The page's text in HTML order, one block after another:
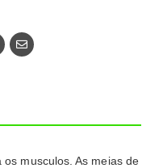
musculos. As meias de